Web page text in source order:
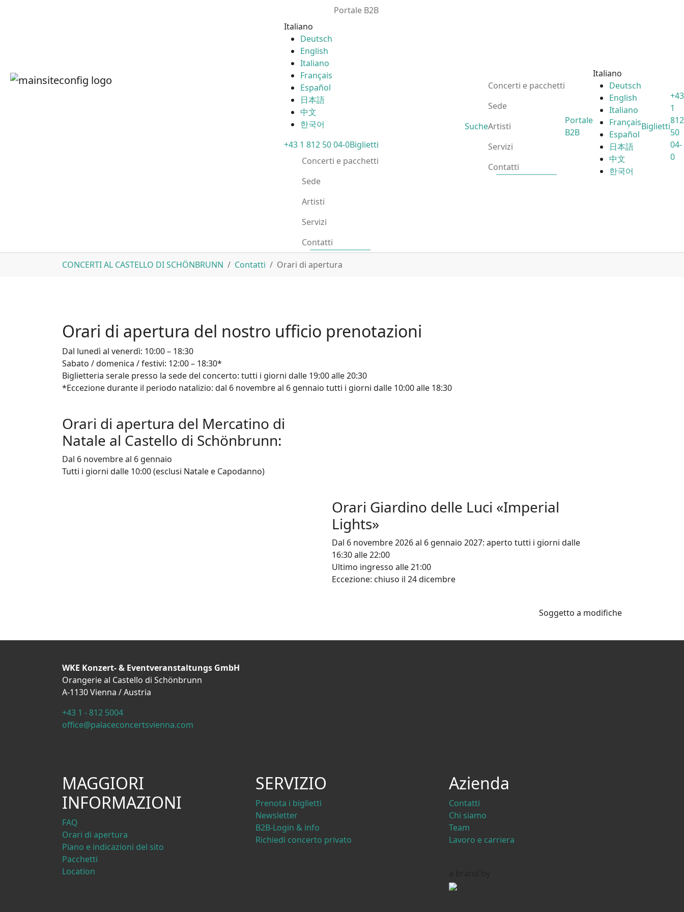
Portale B2B
Italiano
Deutsch
English
Italiano
Français
Español
日本語
中文
한국어
+43 1 812 50 04-0Biglietti
Concerti e pacchetti
Sede
Artisti
Servizi
Contatti
Suche
Concerti e pacchetti
Sede
Artisti
Servizi
Contatti
Portale
B2B
Italiano
Deutsch
English
Italiano
Français
Español
日本語
中文
한국어
Biglietti
+43
1
812
50
04-
0
CONCERTI AL CASTELLO DI SCHÖNBRUNN Contatti Orari di apertura
Orari di apertura del nostro ufficio prenotazioni
Dal lunedì al venerdì: 10:00 – 18:30
Sabato / domenica / festivi: 12:00 – 18:30*
Biglietteria serale presso la sede del concerto: tutti i giorni dalle 19:00 alle 20:30
*Eccezione durante il periodo natalizio: dal 6 novembre al 6 gennaio tutti i giorni dalle 10:00 alle 18:30
Orari di apertura del Mercatino di
Natale al Castello di Schönbrunn:
Dal 6 novembre al 6 gennaio
Tutti i giorni dalle 10:00 (esclusi Natale e Capodanno)
Orari Giardino delle Luci «Imperial
Lights»
Dal 6 novembre 2026 al 6 gennaio 2027: aperto tutti i giorni dalle
16:30 alle 22:00
Ultimo ingresso alle 21:00
Eccezione: chiuso il 24 dicembre
Soggetto a modifiche
WKE Konzert- & Eventveranstaltungs GmbH
Orangerie al Castello di Schönbrunn
A-1130 Vienna / Austria
+43 1 - 812 5004
office@palaceconcertsvienna.com
MAGGIORI
INFORMAZIONI
FAQ
Orari di apertura
Piano e indicazioni del sito
Pacchetti
Location
SERVIZIO
Prenota i biglietti
Newsletter
B2B-Login & info
Richiedi concerto privato
Azienda
Contatti
Chi siamo
Team
Lavoro e carriera